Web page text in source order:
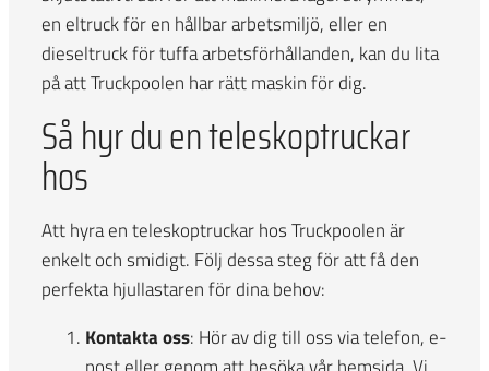
en eltruck för en hållbar arbetsmiljö, eller en
dieseltruck för tuffa arbetsförhållanden, kan du lita
på att Truckpoolen har rätt maskin för dig.
Så hyr du en teleskoptruckar
hos
Att hyra en teleskoptruckar hos Truckpoolen är
enkelt och smidigt. Följ dessa steg för att få den
perfekta hjullastaren för dina behov:
Kontakta oss: Hör av dig till oss via telefon, e-